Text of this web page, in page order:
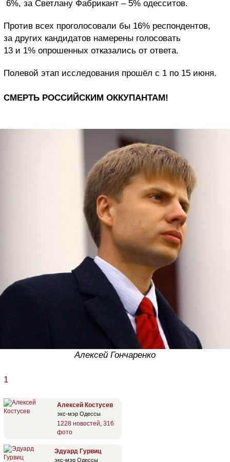
6%, за Светлану Фабрикант – 5% одесситов.
Против всех проголосовали бы 16% респондентов,
за других кандидатов намерены голосовать
13 и 1% опрошенных отказались от ответа.
Полевой этап исследования прошёл с 1 по 15 июня.
СМЕРТЬ РОССИЙСКИМ ОККУПАНТАМ!
Алексей Гончаренко
1
Алексей Костусев
экс-мэр Одессы
1228 новостей 316
фото
Эдуард Гурвиц
экс-мэр Одессы